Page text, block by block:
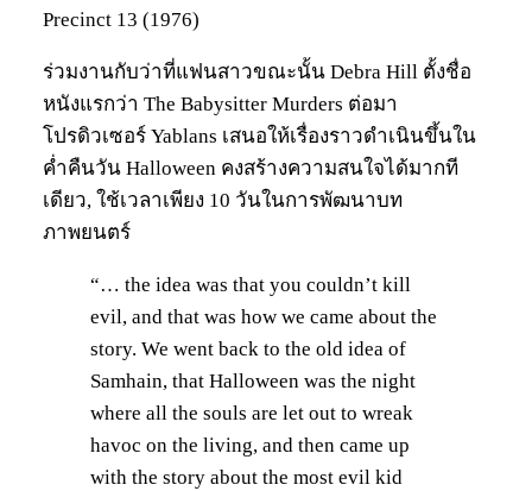
Precinct 13 (1976)
ร่วมงานกับว่าที่แฟนสาวขณะนั้น Debra Hill ตั้งชื่อ
หนังแรกว่า The Babysitter Murders ต่อมา
โปรดิวเซอร์ Yablans เสนอให้เรื่องราวดำเนินขึ้นใน
ค่ำคืนวัน Halloween คงสร้างความสนใจได้มากที
เดียว, ใช้เวลาเพียง 10 วันในการพัฒนาบท
ภาพยนตร์
“… the idea was that you couldn’t kill
evil, and that was how we came about the
story. We went back to the old idea of
Samhain, that Halloween was the night
where all the souls are let out to wreak
havoc on the living, and then came up
with the story about the most evil kid